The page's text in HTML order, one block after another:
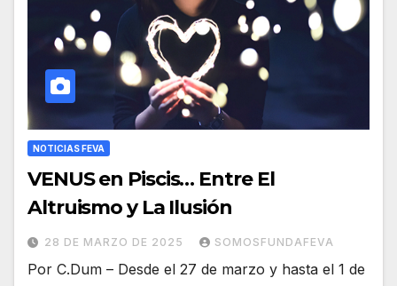
NOTICIAS FEVA
VENUS en Piscis… Entre El
Altruismo y La Ilusión
28 DE MARZO DE 2025 SOMOSFUNDAFEVA
Por C.Dum – Desde el 27 de marzo y hasta el 1 de